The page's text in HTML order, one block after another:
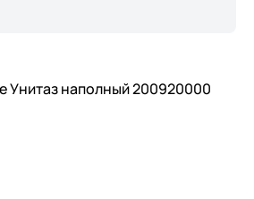
Унитаз наполный 200920000